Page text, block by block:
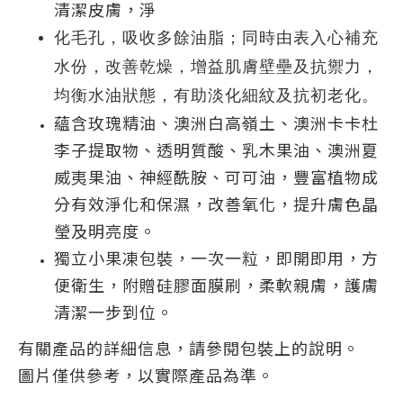
清潔皮膚，淨
化毛孔，吸收多餘油脂；同時由表入心補充
水份，改善乾燥，增益肌膚壁壘及抗禦力，
均衡水油狀態，有助淡化細紋及抗初老化。
蘊含玫瑰精油、澳洲白高嶺土、澳洲卡卡杜
李子提取物、透明質酸、乳木果油、澳洲夏
威夷果油、神經酰胺、可可油，豐富植物成
分有效淨化和保濕，改善氧化，提升膚色晶
瑩及明亮度。
獨立小果凍包裝，一次一粒，即開即用，方
便衛生，附贈硅膠面膜刷，柔軟親膚，護膚
清潔一步到位。
有關產品的詳細信息，請參閱包裝上的說明。
圖片僅供參考，以實際產品為準。